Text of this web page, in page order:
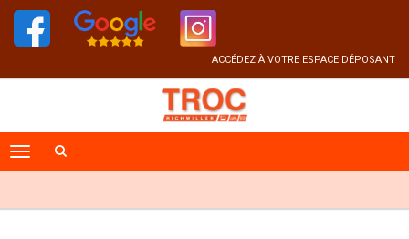
ACCÉDEZ À VOTRE ESPACE DÉPOSANT